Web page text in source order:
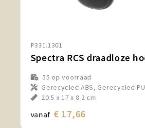
P331.1301
55 op voorraad
Gerecycled ABS, Gerecycled PU
20.5 x 17 x 8.2 cm
vanaf € 17,66